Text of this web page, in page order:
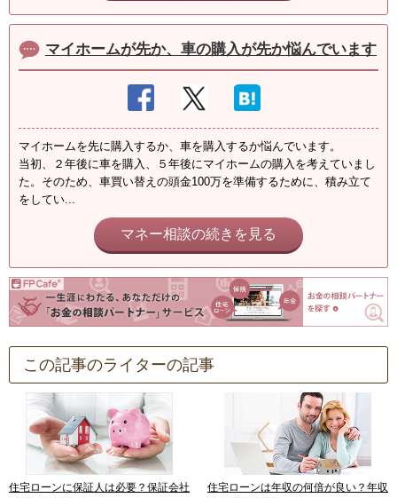
マイホームが先か、車の購入が先か悩んでいます
マイホームを先に購入するか、車を購入するか悩んでいます。
当初、２年後に車を購入、５年後にマイホームの購入を考えていまし
た。そのため、車買い替えの頭金100万を準備するために、積み立て
をしてい...
マネー相談の続きを見る
この記事のライターの記事
住宅ローンに保証人は必要？保証会社
住宅ローンは年収の何倍が良い？年収